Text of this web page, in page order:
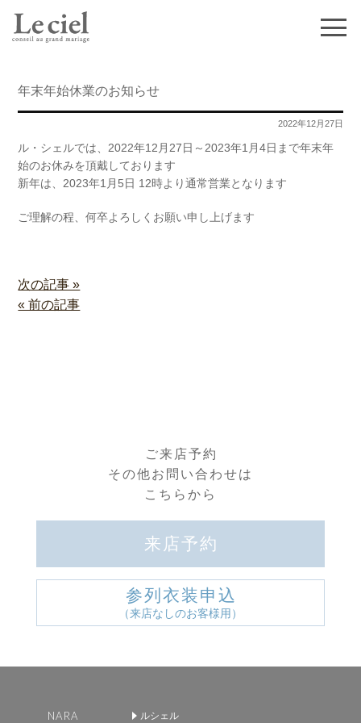
年末年始休業のお知らせ
2022年12月27日
ル・シェルでは、2022年12月27日～2023年1月4日まで年末年
始のお休みを頂戴しております
新年は、2023年1月5日 12時より通常営業となります
ご理解の程、何卒よろしくお願い申し上げます
次の記事 »
« 前の記事
ご来店予約
その他お問い合わせは
こちらから
来店予約
参列衣装申込
（来店なしのお客様用）
NARA ルシェル